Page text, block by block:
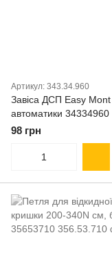
Артикул: 343.34.960
Завіса ДСП Easy Mont
автоматики 34334960
98 грн